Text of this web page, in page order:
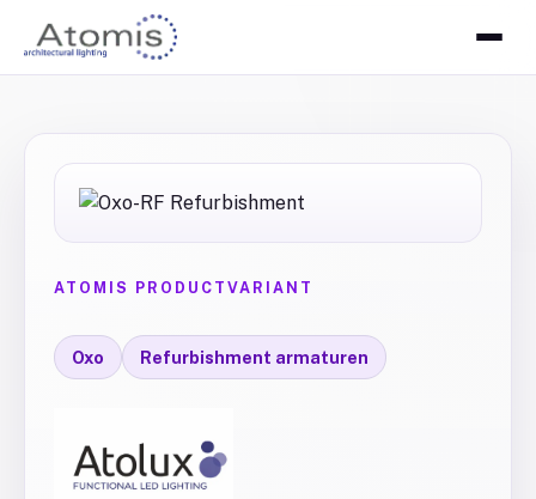
ATOMIS PRODUCTVARIANT
Oxo Refurbishment armaturen